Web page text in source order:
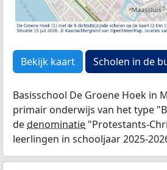
Bekijk kaart Scholen in de
Basisschool De Groene Hoek in
primair onderwijs van het type
dedenominatie "Protestants-
leerlingen in schooljaar 2025-